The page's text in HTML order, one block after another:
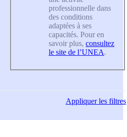
professionnelle dans
des conditions
adaptées à ses
capacités. Pour en
savoir plus, consultez
le site de l’UNEA.
Appliquerles filtres